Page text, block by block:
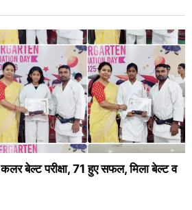
बेल्ट परीक्षा, 71 हुए सफल, मिला बेल्ट व